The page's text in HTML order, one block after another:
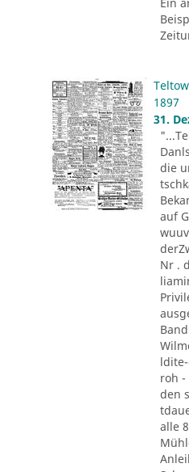
1897
31.
die
auf
Nr .
roh -
den
alle